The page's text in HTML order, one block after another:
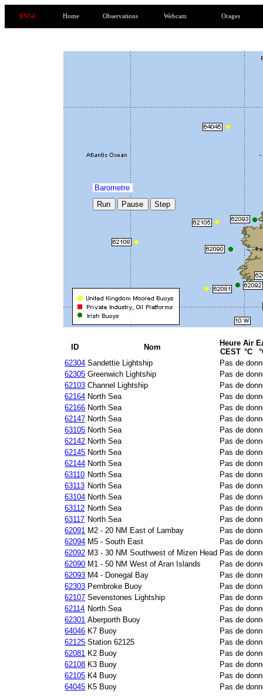
RN54 Home Observations Webcam Orages
Barometre
ID Nom
Heure
CEST
Air
°C
62304 Sandettie Lightship
Pas de
62305 Greenwich Lightship
Pas de
62103 Channel Lightship
Pas de
62164 North Sea
Pas de
62166 North Sea
Pas de
62147 North Sea
Pas de
63105 North Sea
Pas de
62142 North Sea
Pas de
62145 North Sea
Pas de
62144 North Sea
Pas de
63110 North Sea
Pas de
63113 North Sea
Pas de
63104 North Sea
Pas de
63112 North Sea
Pas de
63117 North Sea
Pas de
62091 M2 - 20 NM East of Lambay
Pas de
62094 M5 - South East
Pas de
62092 M3 - 30 NM Southwest of Mizen Head Pas de
62090 M1 - 50 NM West of Aran Islands
Pas de
62093 M4 - Donegal Bay
Pas de
62303 Pembroke Buoy
Pas de
62107 Sevenstones Lightship
Pas de
62114 North Sea
Pas de
62301 Aberporth Buoy
Pas de
64046 K7 Buoy
Pas de
62125 Station 62125
Pas de
62081 K2 Buoy
Pas de
62108 K3 Buoy
Pas de
62105 K4 Buoy
Pas de
64045 K5 Buoy Pas de